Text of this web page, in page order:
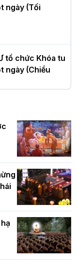
ngày (Tối
tổ chức Khóa tu
ngày (Chiều
tổ chức Khóa tu
ngày (Sáng
của Phật giáo